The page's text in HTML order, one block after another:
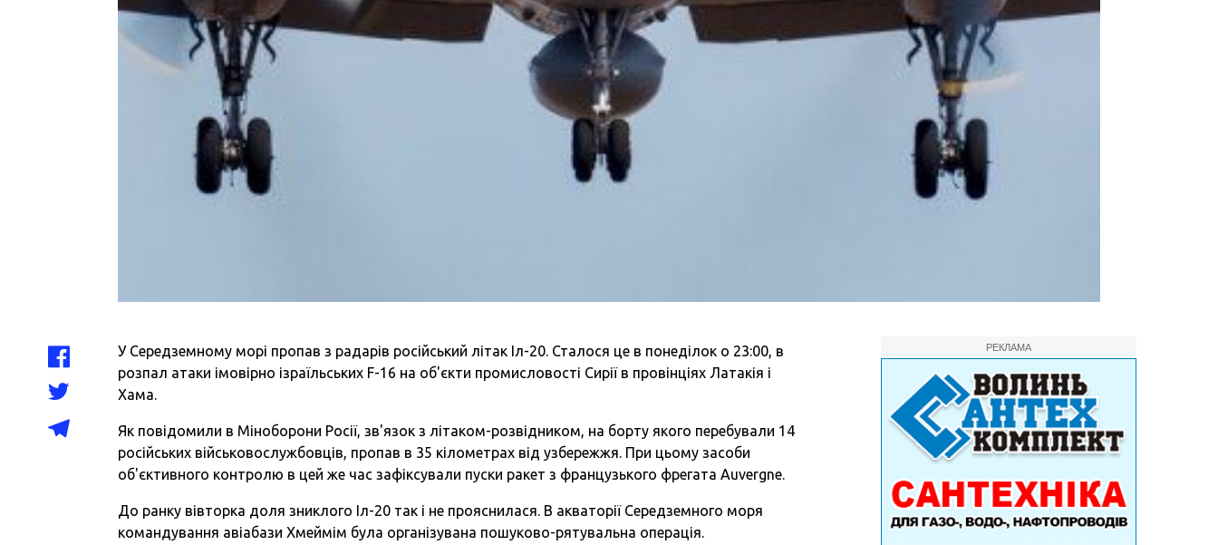
У Середземному морі пропав з радарів російський літак Іл-20. Сталося це в понеділок о 23:00, в
розпал атаки імовірно ізраїльських F-16 на об'єкти промисловості Сирії в провінціях Латакія і
Хама.
Як повідомили в Міноборони Росії, зв'язок з літаком-розвідником, на борту якого перебували 14
російських військовослужбовців, пропав в 35 кілометрах від узбережжя. При цьому засоби
об'єктивного контролю в цей же час зафіксували пуски ракет з французького фрегата Auvergne.
До ранку вівторка доля зниклого Іл-20 так і не прояснилася. В акваторії Середземного моря
командування авіабази Хмеймім була організувана пошуково-рятувальна операція.
РЕКЛАМА